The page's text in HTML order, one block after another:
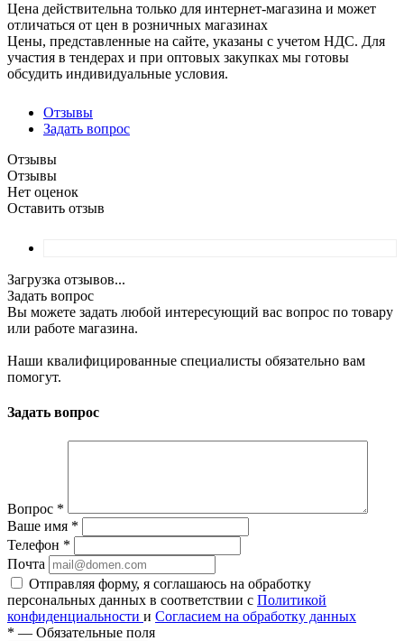
Цена действительна только для интернет-магазина и может
отличаться от цен в розничных магазинах
Цены, представленные на сайте, указаны с учетом НДС. Для
участия в тендерах и при оптовых закупках мы готовы
обсудить индивидуальные условия.
Отзывы
Задать вопрос
Отзывы
Отзывы
Нет оценок
Оставить отзыв
Загрузка отзывов...
Задать вопрос
Вы можете задать любой интересующий вас вопрос по товару
или работе магазина.
Наши квалифицированные специалисты обязательно вам
помогут.
Задать вопрос
Вопрос *
Ваше имя *
Телефон *
Почта
Отправляя форму, я соглашаюсь на обработку
персональных данных в соответствии с Политикой
конфиденциальности и Согласием на обработку данных
* — Обязательные поля